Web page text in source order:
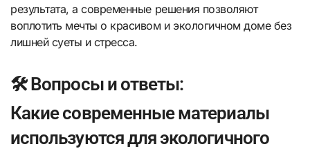
результата, а современные решения позволяют
воплотить мечты о красивом и экологичном доме без
лишней суеты и стресса.
🛠️ Вопросы и ответы:
Какие современные материалы
используются для экологичного